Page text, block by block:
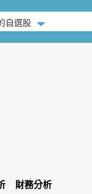
自選股
財務分析